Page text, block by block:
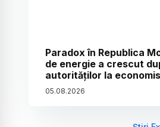
Paradox în Republica
de energie a crescut
autorităților la
05.08.2026